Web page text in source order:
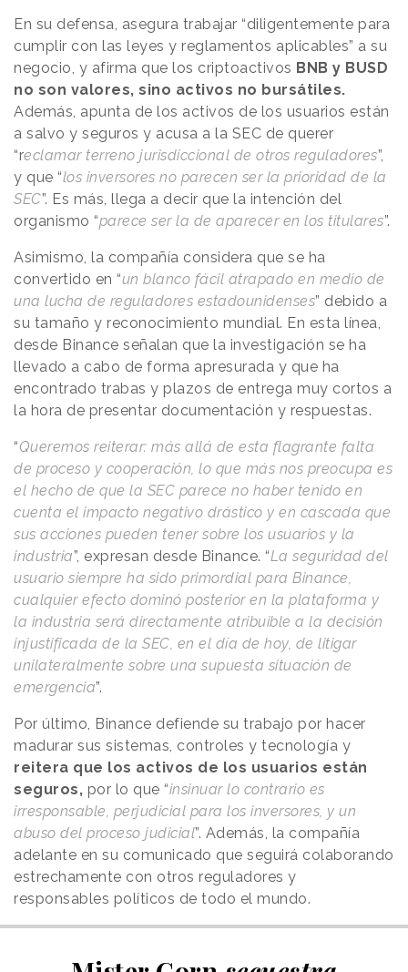
En su defensa, asegura trabajar “diligentemente para
cumplir con las leyes y reglamentos aplicables” a su
negocio, y afirma que los criptoactivos BNB y BUSD
no son valores, sino activos no bursátiles.
Además, apunta de los activos de los usuarios están
a salvo y seguros y acusa a la SEC de querer
“reclamar terreno jurisdiccional de otros reguladores”,
y que “los inversores no parecen ser la prioridad de la
SEC”. Es más, llega a decir que la intención del
organismo “parece ser la de aparecer en los titulares”.
Asimismo, la compañía considera que se ha
convertido en “un blanco fácil atrapado en medio de
una lucha de reguladores estadounidenses” debido a
su tamaño y reconocimiento mundial. En esta línea,
desde Binance señalan que la investigación se ha
llevado a cabo de forma apresurada y que ha
encontrado trabas y plazos de entrega muy cortos a
la hora de presentar documentación y respuestas.
“Queremos reiterar: más allá de esta flagrante falta
de proceso y cooperación, lo que más nos preocupa es
el hecho de que la SEC parece no haber tenido en
cuenta el impacto negativo drástico y en cascada que
sus acciones pueden tener sobre los usuarios y la
industria”, expresan desde Binance. “La seguridad del
usuario siempre ha sido primordial para Binance,
cualquier efecto dominó posterior en la plataforma y
la industria será directamente atribuible a la decisión
injustificada de la SEC, en el día de hoy, de litigar
unilateralmente sobre una supuesta situación de
emergencia”.
Por último, Binance defiende su trabajo por hacer
madurar sus sistemas, controles y tecnología y
reitera que los activos de los usuarios están
seguros, por lo que “insinuar lo contrario es
irresponsable, perjudicial para los inversores, y un
abuso del proceso judicial”. Además, la compañía
adelante en su comunicado que seguirá colaborando
estrechamente con otros reguladores y
responsables políticos de todo el mundo.